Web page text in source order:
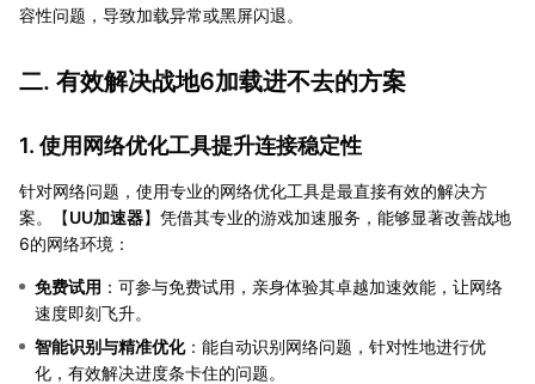
容性问题，导致加载异常或黑屏闪退。
二. 有效解决战地6加载进不去的方案
1. 使用网络优化工具提升连接稳定性
针对网络问题，使用专业的网络优化工具是最直接有效的解决方
案。【UU加速器】凭借其专业的游戏加速服务，能够显著改善战地
6的网络环境：
免费试用 ：可参与免费试用，亲身体验其卓越加速效能，让网络
速度即刻飞升。
智能识别与精准优化：能自动识别网络问题，针对性地进行优
化，有效解决进度条卡住的问题。